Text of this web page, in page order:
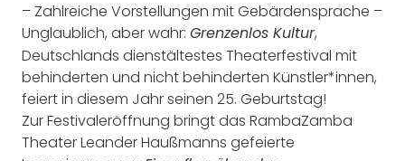
– Zahlreiche Vorstellungen mit Gebärdensprache –
Unglaublich, aber wahr: Grenzenlos Kultur,
Deutschlands dienstältestes Theaterfestival mit
behinderten und nicht behinderten Künstler*innen,
feiert in diesem Jahr seinen 25. Geburtstag!
Zur Festivaleröffnung bringt das RambaZamba
Theater Leander Haußmanns gefeierte